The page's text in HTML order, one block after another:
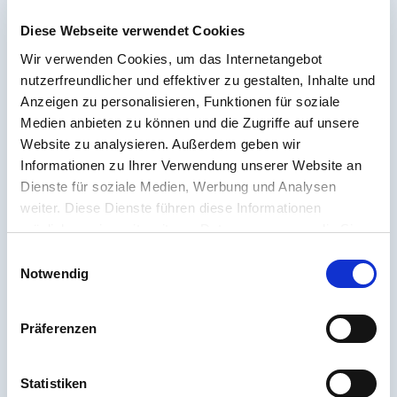
Diese Webseite verwendet Cookies
Wir verwenden Cookies, um das Internetangebot
nutzerfreundlicher und effektiver zu gestalten, Inhalte und
Anzeigen zu personalisieren, Funktionen für soziale
Medien anbieten zu können und die Zugriffe auf unsere
Website zu analysieren. Außerdem geben wir
Informationen zu Ihrer Verwendung unserer Website an
Dienste für soziale Medien, Werbung und Analysen
weiter. Diese Dienste führen diese Informationen
möglicherweise mit weiteren Daten zusammen, die Sie
Nutzung der Dienste gesammelt haben.
Notwendig
Präferenzen
Statistiken
bewertet: 40 Prozent der Befragten halten es
für eine zielführende Maßnahme, die auch
zukünftig beibehalten werden sollte, 34
Prozent halten es für keine zielführende
Maßnahme, da sie den Verkehrsfluss stören
und Staus verursachen. 19 Prozent sind der
Meinung, dass die Maßnahme nach der
Pandemie rückgängig gemacht werden sollte.
Der Pkw bleibt weiterhin
Wahl